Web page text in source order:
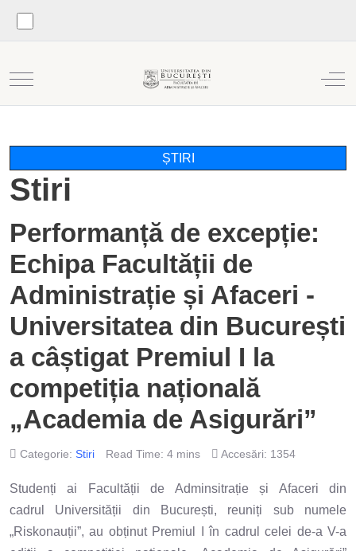
Mobile Menu Toggle Off-
ȘTIRI
Stiri
Performanță de excepție:
Echipa Facultății de
Administrație și Afaceri -
Universitatea din București
a câștigat Premiul I la
competiția națională
„Academia de Asigurări”
Categorie: Stiri Read Time: 4 mins Accesări: 1354
Studenți ai Facultății de Adminsitrație și Afaceri din
cadrul Universității din București, reuniți sub numele
„Riskonauții”, au obținut Premiul I în cadrul celei de-a V-a